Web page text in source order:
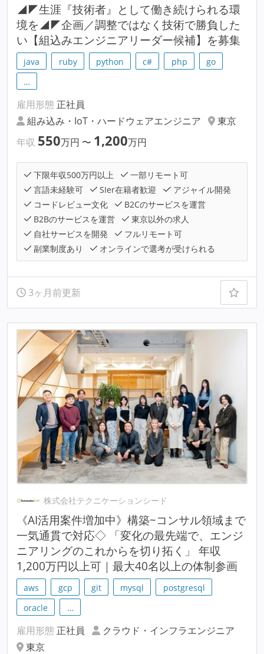
◢◤生涯『技術者』として働き続けられる環
境を◢◤企画／調整ではなく技術で勝負した
い【組込みエンジニアリーダー候補】を募集
java ruby python c# php
go
…
雇用形態 正社員
組み込み・IoT・ハードウェアエンジニア
東京
年収 550万円 〜 1,200万円
下限年収500万円以上
一部リモート可
言語未経験可
SIer在籍者歓迎
アジャイル開発
コードレビュー文化
B2Cのサービスを運営
B2Bのサービスを運営
東京以外の求人
自社サービスを開発
フルリモート可
副業制度あり
オンラインで選考が受けられる
3ヶ月前更新
株式会社テクニケーションシード
《AI活用案件増加中》構築~コンサル領域まで
一気通貫で対応◇ 「変化の最先端で、エンジ
ニアリングのこれからを切り拓く」 年収
1,200万円以上可｜最大40名以上の体制参画
aws gcp git mysql
postgresql
oracle
…
雇用形態 正社員
クラウド・インフラエンジニア
東京